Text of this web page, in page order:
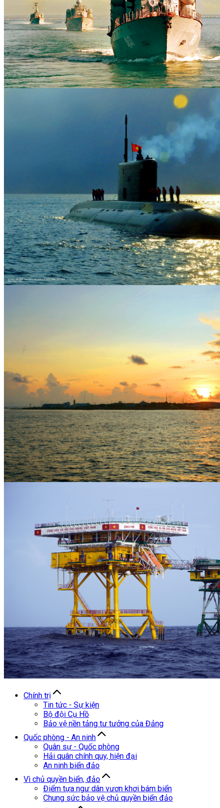
Chính trị
Tin tức - Sự kiện
Bộ đội Cụ Hồ
Bảo vệ nền tảng tư tưởng của Đảng
Quốc phòng - An ninh
Quân sự - Quốc phòng
Hải quân chính quy, hiện đại
An ninh biển đảo
Vì chủ quyền biển, đảo
Điểm tựa ngư dân vươn khơi bám biển
Chung sức bảo vệ chủ quyền biển đảo